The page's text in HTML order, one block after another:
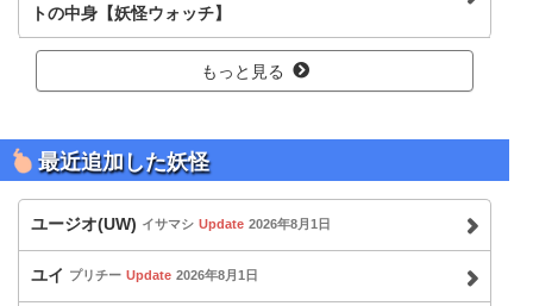
トの中身【妖怪ウォッチ】
もっと見る
最近追加した妖怪
ユージオ(UW) イサマシ Update 2026年8月1日
ユイ プリチー Update 2026年8月1日